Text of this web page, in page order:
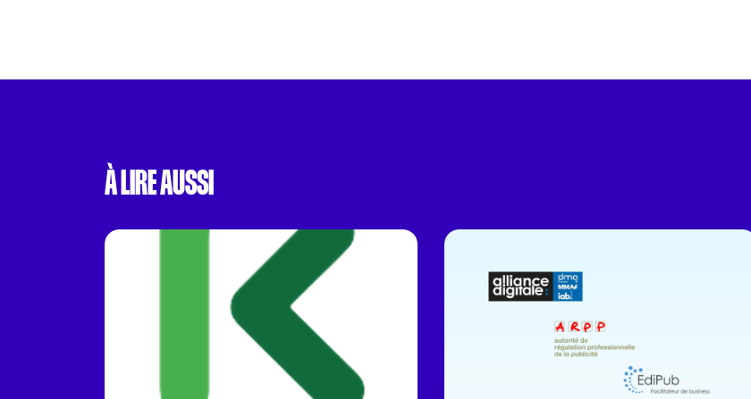
À LIRE AUSSI